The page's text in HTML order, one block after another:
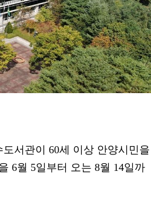
서관이 60세 이상 안양시민을
6월 5일부터 오는 8월 14일까